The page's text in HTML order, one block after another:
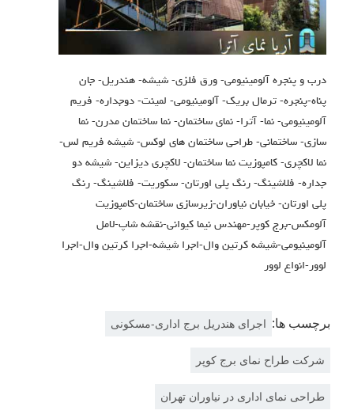
درب و پنجره آلومینیومی- ورق فلزی- شیشه- هندریل- جان
پناه-پنجره- ترمال بریک- آلومینیومی- لمینت- دوجداره- فریم
آلومینیومی- نما- آترا- نمای ساختمان- نما ساختمان مدرن- نما
سازی- ساختمانی- طراحی ساختمان های لوکس- شیشه فریم لس-
نما لاکچری- کامپوزیت نما ساختمان- لاکچری دیزاین- شیشه دو
جداره- فلاشینگ- رنگ پلی اورتان- سکوریت- فلاشینگ- رنگ
پلی اورتان- خیابان نیاوران-زیرسازی ساختمان-کامپوزیت
آلومکس-برج کوپر-مهندس نیما کیوانی-نقشه شاپ-لامل
آلومینیومی-شیشه کرتین وال-اجرا شیشه-اجرا کرتین وال-اجرا
لوور-انواع لوور
برچسب ها: اجرای هندریل برج اداری-مسکونی
شرکت طراح نمای برج کوپر
طراحی نمای اداری در نیاوران تهران